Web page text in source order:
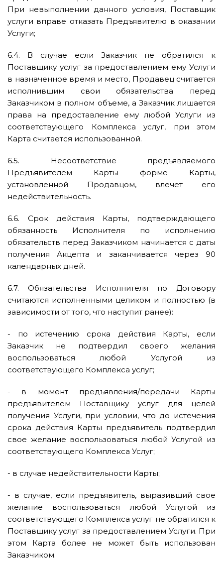
При невыполнении данного условия, Поставщик
услуги вправе отказать Предъявителю в оказании
Услуги;
6.4. В случае если Заказчик не обратился к
Поставщику услуг за предоставлением ему Услуги
в назначенное время и место, Продавец считается
исполнившим свои обязательства перед
Заказчиком в полном объеме, а Заказчик лишается
права на предоставление ему любой Услуги из
соответствующего Комплекса услуг, при этом
Карта считается использованной.
6.5. Несоответствие предъявляемого
Предъявителем Карты форме Карты,
установленной Продавцом, влечет его
недействительность.
6.6. Срок действия Карты, подтверждающего
обязанность Исполнителя по исполнению
обязательств перед Заказчиком начинается с даты
получения Акцепта и заканчивается через 90
календарных дней.
6.7. Обязательства Исполнителя по Договору
считаются исполненными целиком и полностью (в
зависимости от того, что наступит ранее):
- по истечению срока действия Карты, если
Заказчик не подтвердил своего желания
воспользоваться любой Услугой из
соответствующего Комплекса услуг;
- в момент предъявления/передачи Карты
предъявителем Поставщику услуг для целей
получения Услуги, при условии, что до истечения
срока действия Карты предъявитель подтвердил
свое желание воспользоваться любой Услугой из
соответствующего Комплекса Услуг;
- в случае недействительности Карты;
- в случае, если предъявитель, выразивший свое
желание воспользоваться любой Услугой из
соответствующего Комплекса услуг не обратился к
Поставщику услуг за предоставлением Услуги. При
этом Карта более не может быть использован
Заказчиком.